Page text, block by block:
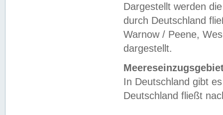
Dargestellt werden
durch Deutschland
Warnow / Peene,
dargestellt.
In Deutschland gibt
Deutschland fließt